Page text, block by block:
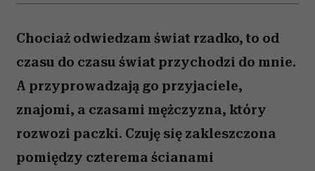
Chociaż odwiedzam świat rzadko, to od
czasu do czasu świat przychodzi do mnie.
A przyprowadzają go przyjaciele,
znajomi, a czasami mężczyzna, który
rozwozi paczki. Czuję się zakleszczona
pomiędzy czterema ścianami